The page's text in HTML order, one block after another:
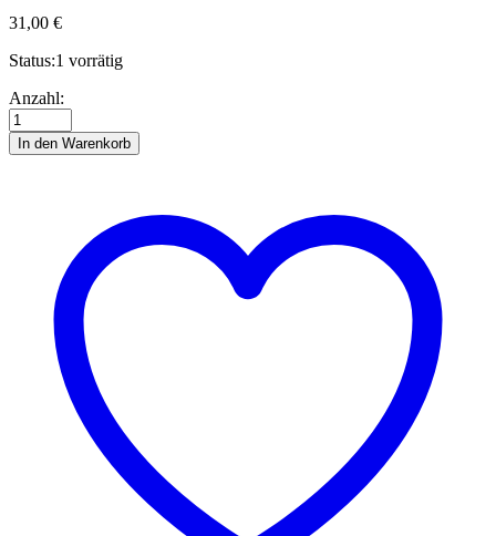
31,00 €
Status:1 vorrätig
Quilling-
Kit
-
On
Anzahl:
In den Warenkorb